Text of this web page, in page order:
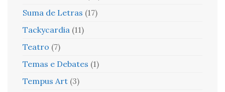
Suma de Letras (17)
Tackycardia (11)
Teatro (7)
Temas e Debates (1)
Tempus Art (3)